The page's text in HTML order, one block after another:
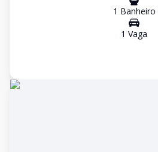
1 Banheiro
1 Vaga